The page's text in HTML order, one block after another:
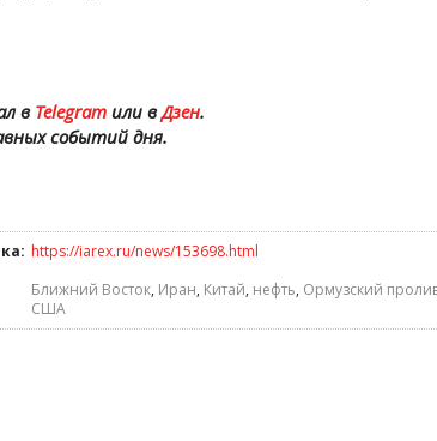
вTelegramили вДзен.
событий дня.
https://iarex.ru/news/153698.html
Ближний Восток, Иран, Китай, нефть, Ормузский
США